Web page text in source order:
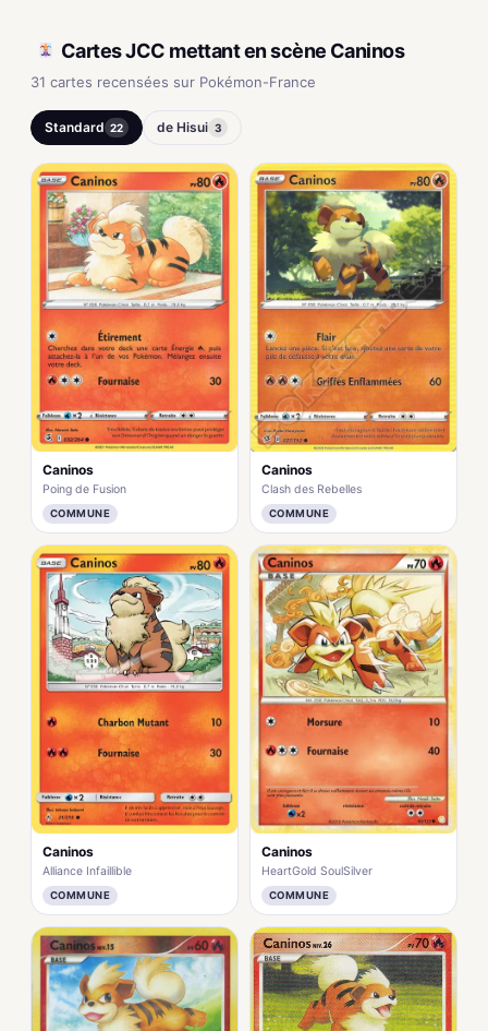
Cartes JCC mettant en scène Caninos
31 cartes recensées sur Pokémon-France
Standard 22 de Hisui 3
Caninos
Poing de Fusion
COMMUNE
Caninos
Clash des Rebelles
COMMUNE
Caninos
Alliance Infaillible
COMMUNE
Caninos
HeartGold SoulSilver
COMMUNE